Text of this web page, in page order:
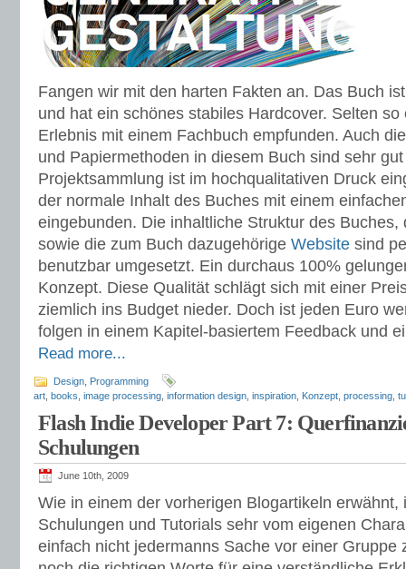
Fangen wir mit den harten Fakten an. Das Buch
und hat ein schönes stabiles Hardcover. Selten
Erlebnis mit einem Fachbuch empfunden. Auch
und Papiermethoden in diesem Buch sind sehr
Projektsammlung ist im hochqualitativen Druck
der normale Inhalt des Buches mit einem
eingebunden. Die inhaltliche Struktur des Buches,
sowie die zum Buch dazugehörige Website sind
benutzbar umgesetzt. Ein durchaus 100%
Konzept. Diese Qualität schlägt sich mit einer
ziemlich ins Budget nieder. Doch ist jeden Euro
folgen in einem Kapitel-basiertem Feedback und
Read more...
Design Programming
art books image processing information design inspiration Konzept processing
Flash Indie Developer Part 7:
Schulungen
June 10th, 2009
Wie in einem der vorherigen Blogartikeln erwähnt,
Schulungen und Tutorials sehr vom eigenen
einfach nicht jedermanns Sache vor einer Gruppe